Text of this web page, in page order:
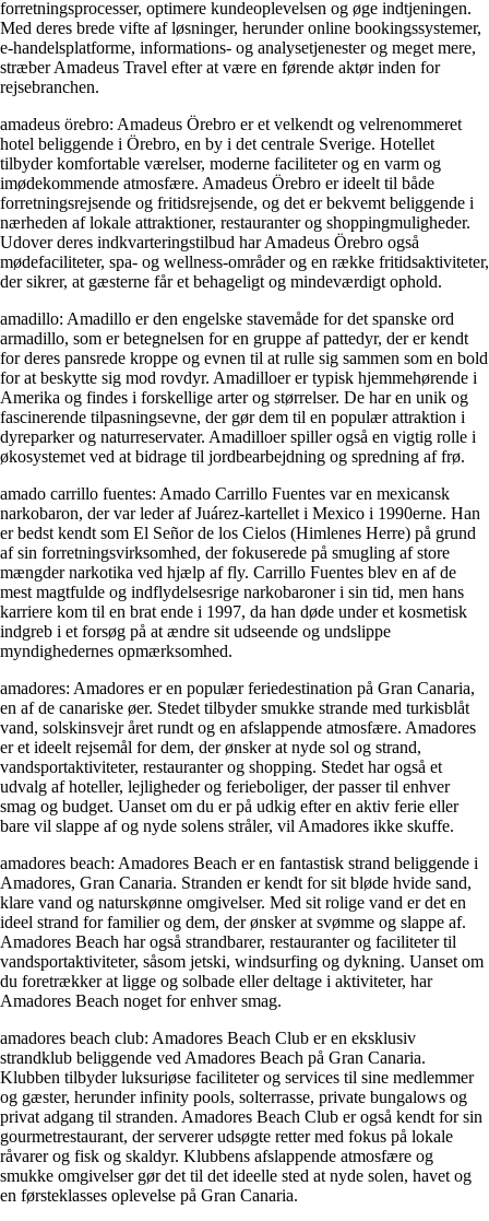
forretningsprocesser, optimere kundeoplevelsen og øge indtjeningen.
Med deres brede vifte af løsninger, herunder online bookingssystemer,
e-handelsplatforme, informations- og analysetjenester og meget mere,
stræber Amadeus Travel efter at være en førende aktør inden for
rejsebranchen.
amadeus örebro: Amadeus Örebro er et velkendt og velrenommeret
hotel beliggende i Örebro, en by i det centrale Sverige. Hotellet
tilbyder komfortable værelser, moderne faciliteter og en varm og
imødekommende atmosfære. Amadeus Örebro er ideelt til både
forretningsrejsende og fritidsrejsende, og det er bekvemt beliggende i
nærheden af ​​lokale attraktioner, restauranter og shoppingmuligheder.
Udover deres indkvarteringstilbud har Amadeus Örebro også
mødefaciliteter, spa- og wellness-områder og en række fritidsaktiviteter,
der sikrer, at gæsterne får et behageligt og mindeværdigt ophold.
amadillo: Amadillo er den engelske stavemåde for det spanske ord
armadillo, som er betegnelsen for en gruppe af pattedyr, der er kendt
for deres pansrede kroppe og evnen til at rulle sig sammen som en bold
for at beskytte sig mod rovdyr. Amadilloer er typisk hjemmehørende i
Amerika og findes i forskellige arter og størrelser. De har en unik og
fascinerende tilpasningsevne, der gør dem til en populær attraktion i
dyreparker og naturreservater. Amadilloer spiller også en vigtig rolle i
økosystemet ved at bidrage til jordbearbejdning og spredning af frø.
amado carrillo fuentes: Amado Carrillo Fuentes var en mexicansk
narkobaron, der var leder af Juárez-kartellet i Mexico i 1990erne. Han
er bedst kendt som El Señor de los Cielos (Himlenes Herre) på grund
af sin forretningsvirksomhed, der fokuserede på smugling af store
mængder narkotika ved hjælp af fly. Carrillo Fuentes blev en af ​​de
mest magtfulde og indflydelsesrige narkobaroner i sin tid, men hans
karriere kom til en brat ende i 1997, da han døde under et kosmetisk
indgreb i et forsøg på at ændre sit udseende og undslippe
myndighedernes opmærksomhed.
amadores: Amadores er en populær feriedestination på Gran Canaria,
en af ​​de canariske øer. Stedet tilbyder smukke strande med turkisblåt
vand, solskinsvejr året rundt og en afslappende atmosfære. Amadores
er et ideelt rejsemål for dem, der ønsker at nyde sol og strand,
vandsportaktiviteter, restauranter og shopping. Stedet har også et
udvalg af hoteller, lejligheder og ferieboliger, der passer til enhver
smag og budget. Uanset om du er på udkig efter en aktiv ferie eller
bare vil slappe af og nyde solens stråler, vil Amadores ikke skuffe.
amadores beach: Amadores Beach er en fantastisk strand beliggende i
Amadores, Gran Canaria. Stranden er kendt for sit bløde hvide sand,
klare vand og naturskønne omgivelser. Med sit rolige vand er det en
ideel strand for familier og dem, der ønsker at svømme og slappe af.
Amadores Beach har også strandbarer, restauranter og faciliteter til
vandsportaktiviteter, såsom jetski, windsurfing og dykning. Uanset om
du foretrækker at ligge og solbade eller deltage i aktiviteter, har
Amadores Beach noget for enhver smag.
amadores beach club: Amadores Beach Club er en eksklusiv
strandklub beliggende ved Amadores Beach på Gran Canaria.
Klubben tilbyder luksuriøse faciliteter og services til sine medlemmer
og gæster, herunder infinity pools, solterrasse, private bungalows og
privat adgang til stranden. Amadores Beach Club er også kendt for sin
gourmetrestaurant, der serverer udsøgte retter med fokus på lokale
råvarer og fisk og skaldyr. Klubbens afslappende atmosfære og
smukke omgivelser gør det til det ideelle sted at nyde solen, havet og
en førsteklasses oplevelse på Gran Canaria.